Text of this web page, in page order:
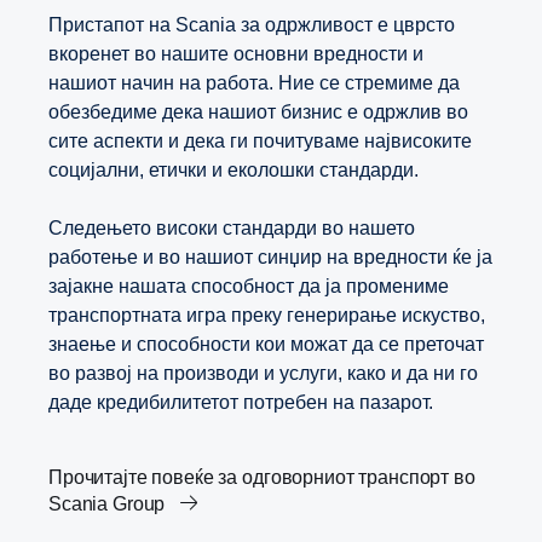
Пристапот на Scania за одржливост е цврсто
вкоренет во нашите основни вредности и
нашиот начин на работа. Ние се стремиме да
обезбедиме дека нашиот бизнис е одржлив во
сите аспекти и дека ги почитуваме највисоките
социјални, етички и еколошки стандарди.
Следењето високи стандарди во нашето
работење и во нашиот синџир на вредности ќе ја
зајакне нашата способност да ја промениме
транспортната игра преку генерирање искуство,
знаење и способности кои можат да се преточат
во развој на производи и услуги, како и да ни го
даде кредибилитетот потребен на пазарот.
Прочитајте повеќе за одговорниот транспорт во
Scania Group